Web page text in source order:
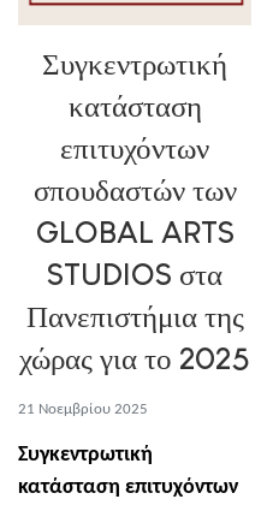
Συγκεντρωτική
κατάσταση
επιτυχόντων
σπουδαστών των
GLOBAL ARTS
STUDIOS στα
Πανεπιστήμια της
χώρας για το 2025
21 Νοεμβρίου 2025
Συγκεντρωτική
κατάσταση επιτυχόντων